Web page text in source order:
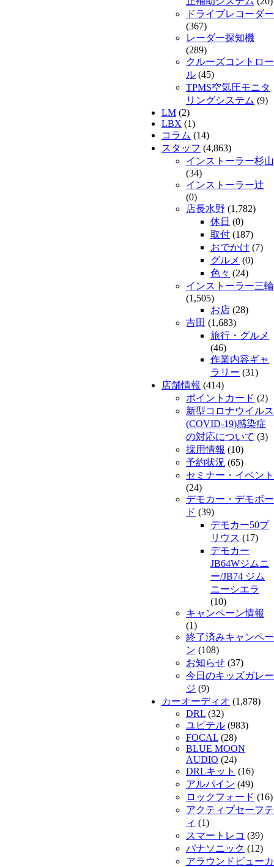
ドライブレコーダー
(367)
レーダー探知機
(289)
クルーズコントロー
ル (45)
TPMS空気圧モニタ
リングシステム (9)
LM (2)
LBX (1)
コラム (14)
スタッフ (4,863)
インストーラー杉山
(34)
インストーラー辻
(0)
店長水野 (1,782)
休日 (0)
取付 (187)
おでかけ (7)
グルメ (0)
色々 (24)
インストーラー三輪
(1,505)
お店 (28)
吉田 (1,683)
旅行・グルメ
(46)
作業内容ギャ
ラリー (31)
店舗情報 (414)
ポイントカード (2)
新型コロナウイルス
(COVID-19)感染症
の対応について (3)
採用情報 (10)
予約状況 (65)
セミナー・イベント
(24)
デモカー・デモボー
ド (39)
デモカー50プ
リウス (17)
デモカー
JB64Wジムニ
ー/JB74 ジム
ニーシエラ
(10)
キャンペーン情報
(1)
終了済みキャンペー
ン (108)
お知らせ (37)
今日のキッズガレー
ジ (9)
カーオーディオ (1,878)
DRL (32)
ユピテル (983)
FOCAL (28)
BLUE MOON
AUDIO (24)
DRLキット (16)
アルパイン (49)
ロックフォード (16)
アクティブセーフテ
ィ (1)
スマートレコ (39)
パナソニック (12)
アラウンドビューカ